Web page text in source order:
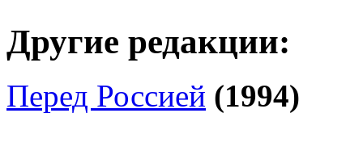
Другие редакции:
Перед Россией (1994)